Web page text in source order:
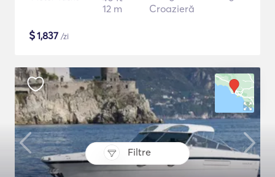
Filtre
12 m
Croazieră
$1,837 /zi